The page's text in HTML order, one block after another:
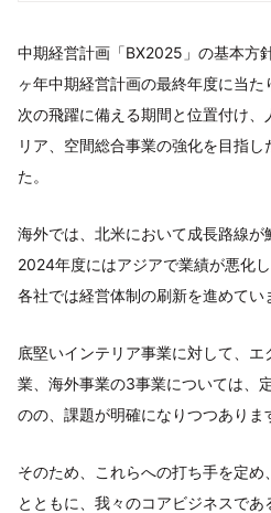
中期経営計画「BX2025」の基本方
ヶ年中期経営計画の最終年度に当
次の飛躍に備える期間と位置付け
リア、空間総合事業の強化を目指
た。
海外では、北米において成長路線が
2024年度にはアジアで業績が悪化
各社では経営体制の刷新を進めてい
底堅いインテリア事業に対して、
業、海外事業の3事業については、
のの、課題が明確になりつつありま
そのため、これらへの打ち手を定
とともに、我々のコアビジネスで